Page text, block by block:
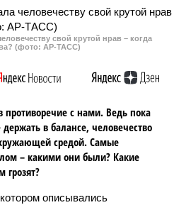
свой крутой нрав – когда
(фото: АР-ТАСС)
противоречие с нами. Ведь пока
в балансе, человечество
средой. Самые
– какими они были? Какие
грозят?
описывались